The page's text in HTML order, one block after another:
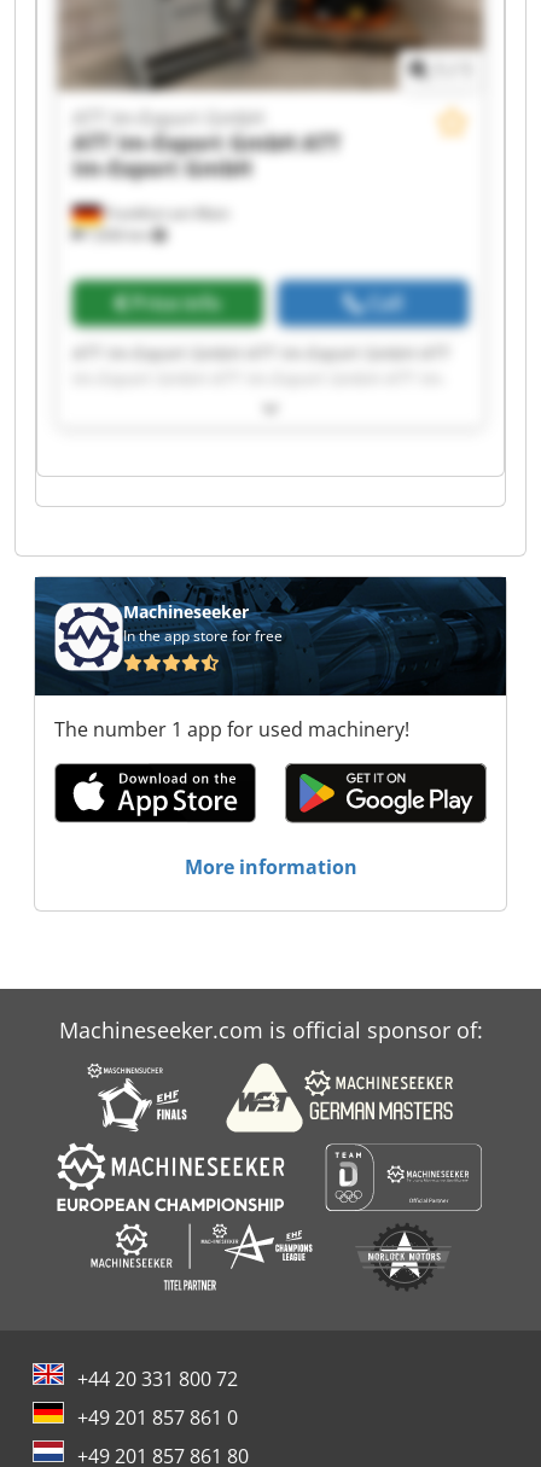
Frankfurt am Main
7,836 km
ATT Im-Export GmbH
ATT Im-Export GmbHATT
Im-Export GmbH
Price info Call
ATT Im-Export GmbH ATT Im-Export GmbH ATT
Export GmbH ATT Im-Export GmbH ATT Im-
Export GmbH ATT Im-Export GmbH ATT Im-
Export GmbH ATT Im-Export GmbH ATT Im-
Export GmbH ATT Im-Export GmbH ATT Im-
Export GmbH ATT Im-Export GmbH
Machineseeker
In the app store for free
The number 1 app for used machinery!
More information
Machineseeker.com is official sponsor of:
+44 20 331 800 72
+49 201 857 861 0
+49 201 857 861 80